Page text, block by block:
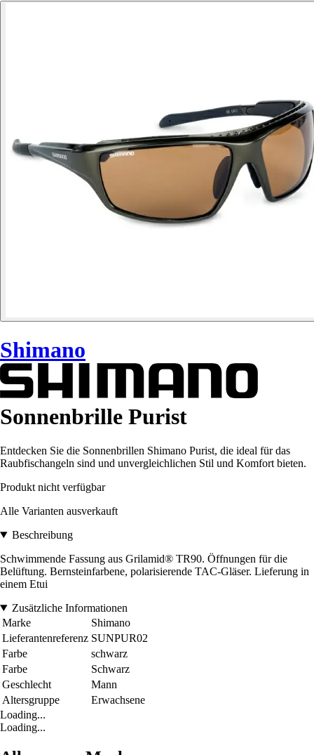
Shimano
Sonnenbrille Purist
Entdecken Sie die Sonnenbrillen Shimano Purist, die ideal für das
Raubfischangeln sind und unvergleichlichen Stil und Komfort bieten.
Produkt nicht verfügbar
Alle Varianten ausverkauft
Beschreibung
Schwimmende Fassung aus Grilamid® TR90. Öffnungen für die
Belüftung. Bernsteinfarbene, polarisierende TAC-Gläser. Lieferung in
einem Etui
Zusätzliche Informationen
Marke
Shimano
Lieferantenreferenz SUNPUR02
Farbe
schwarz
Farbe
Schwarz
Geschlecht
Mann
Altersgruppe
Erwachsene
Loading...
Loading...